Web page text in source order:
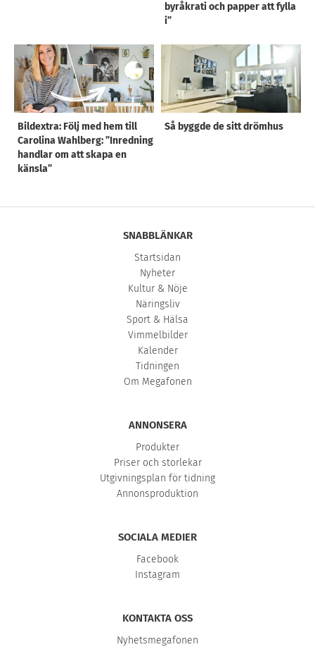
byråkrati och papper att fylla
i”
Bildextra: Följ med hem till
Carolina Wahlberg: ”Inredning
handlar om att skapa en
känsla”
Så byggde de sitt drömhus
SNABBLÄNKAR
Startsidan
Nyheter
Kultur & Nöje
Näringsliv
Sport & Hälsa
Vimmelbilder
Kalender
Tidningen
Om Megafonen
ANNONSERA
Produkter
Priser och storlekar
Utgivningsplan för tidning
Annonsproduktion
SOCIALA MEDIER
Facebook
Instagram
KONTAKTA OSS
Nyhetsmegafonen